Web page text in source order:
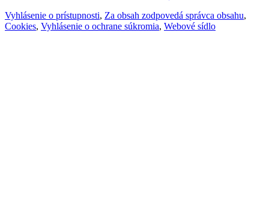
Vyhlásenie o prístupnosti, Za obsah zodpovedá správca obsahu,
Cookies, Vyhlásenie o ochrane súkromia, Webové sídlo